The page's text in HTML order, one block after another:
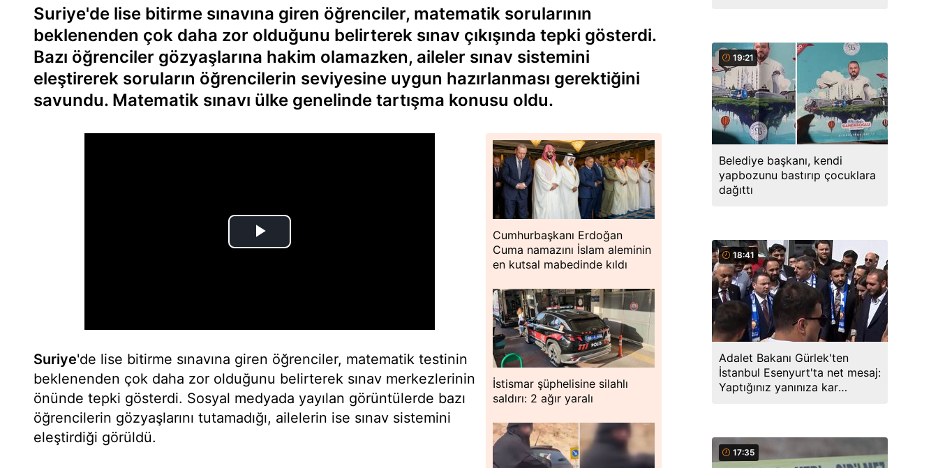
Suriye'de lise bitirme sınavına giren öğrenciler, matematik sorularının
beklenenden çok daha zor olduğunu belirterek sınav çıkışında tepki gösterdi.
Bazı öğrenciler gözyaşlarına hakim olamazken, aileler sınav sistemini
eleştirerek soruların öğrencilerin seviyesine uygun hazırlanması gerektiğini
savundu. Matematik sınavı ülke genelinde tartışma konusu oldu.
Suriye'de lise bitirme sınavına giren öğrenciler, matematik testinin
beklenenden çok daha zor olduğunu belirterek sınav merkezlerinin
önünde tepki gösterdi. Sosyal medyada yayılan görüntülerde bazı
öğrencilerin gözyaşlarını tutamadığı, ailelerin ise sınav sistemini
eleştirdiği görüldü.
Cumhurbaşkanı Erdoğan
Cuma namazını İslam aleminin
en kutsal mabedinde kıldı
İstismar şüphelisine silahlı
saldırı: 2 ağır yaralı
19:21
Belediye başkanı, kendi
yapbozunu bastırıp çocuklara
dağıttı
18:41
Adalet Bakanı Gürlek'ten
İstanbul Esenyurt'ta net mesaj:
Yaptığınız yanınıza kar
17:35